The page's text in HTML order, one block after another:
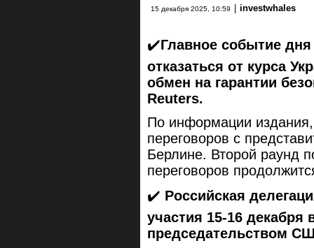
15 декабря 2025, 10:59 | investwhales
✔️Главное событие
отказаться от курса
обмен на гарантии
Reuters.
По информации
переговоров с
Берлине. Второй раунд
переговоров
✔️ Российская
участия 15-16
председательством